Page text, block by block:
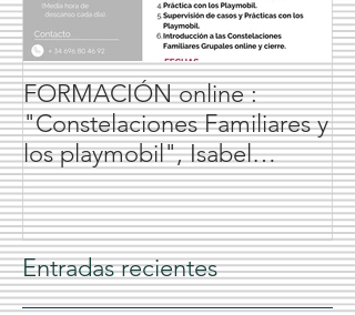
FORMACIÓN online :
"Constelaciones Familiares y
los playmobil", Isabel
Jiménez Caballero, 2024
Entradas recientes